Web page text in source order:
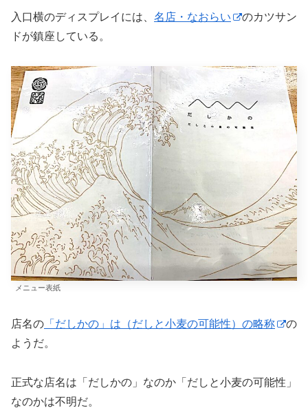
入口横のディスプレイには、 名店・なおらい
のカツサン
ドが鎮座している。
メニュー表紙
店名の 「だしかの」は（だしと小麦の可能性）の略称
の
ようだ。
正式な店名は「だしかの」なのか「だしと小麦の可能性」
なのかは不明だ。